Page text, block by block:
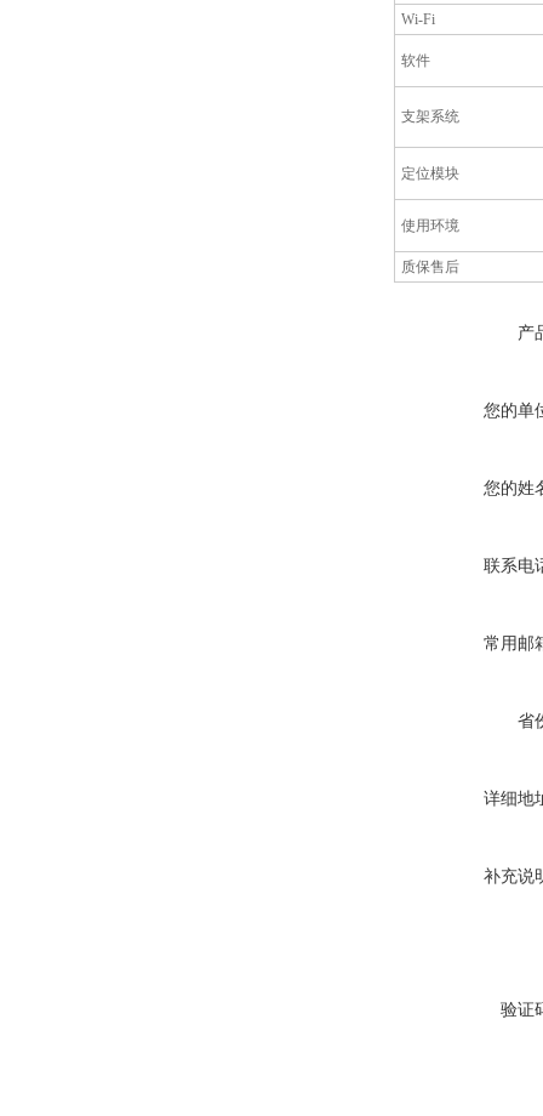
Wi-Fi
软件
支架系统
定位模块
使用环境
质保售后
产
您的单
您的姓
联系电
常用邮
省
详细地
补充说
验证